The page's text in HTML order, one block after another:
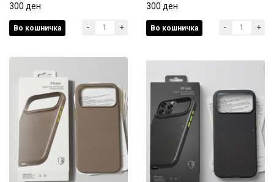
grey
300 ден
300 ден
Во кошничка - +
grey
300 ден
300 ден
Во кошничка - +